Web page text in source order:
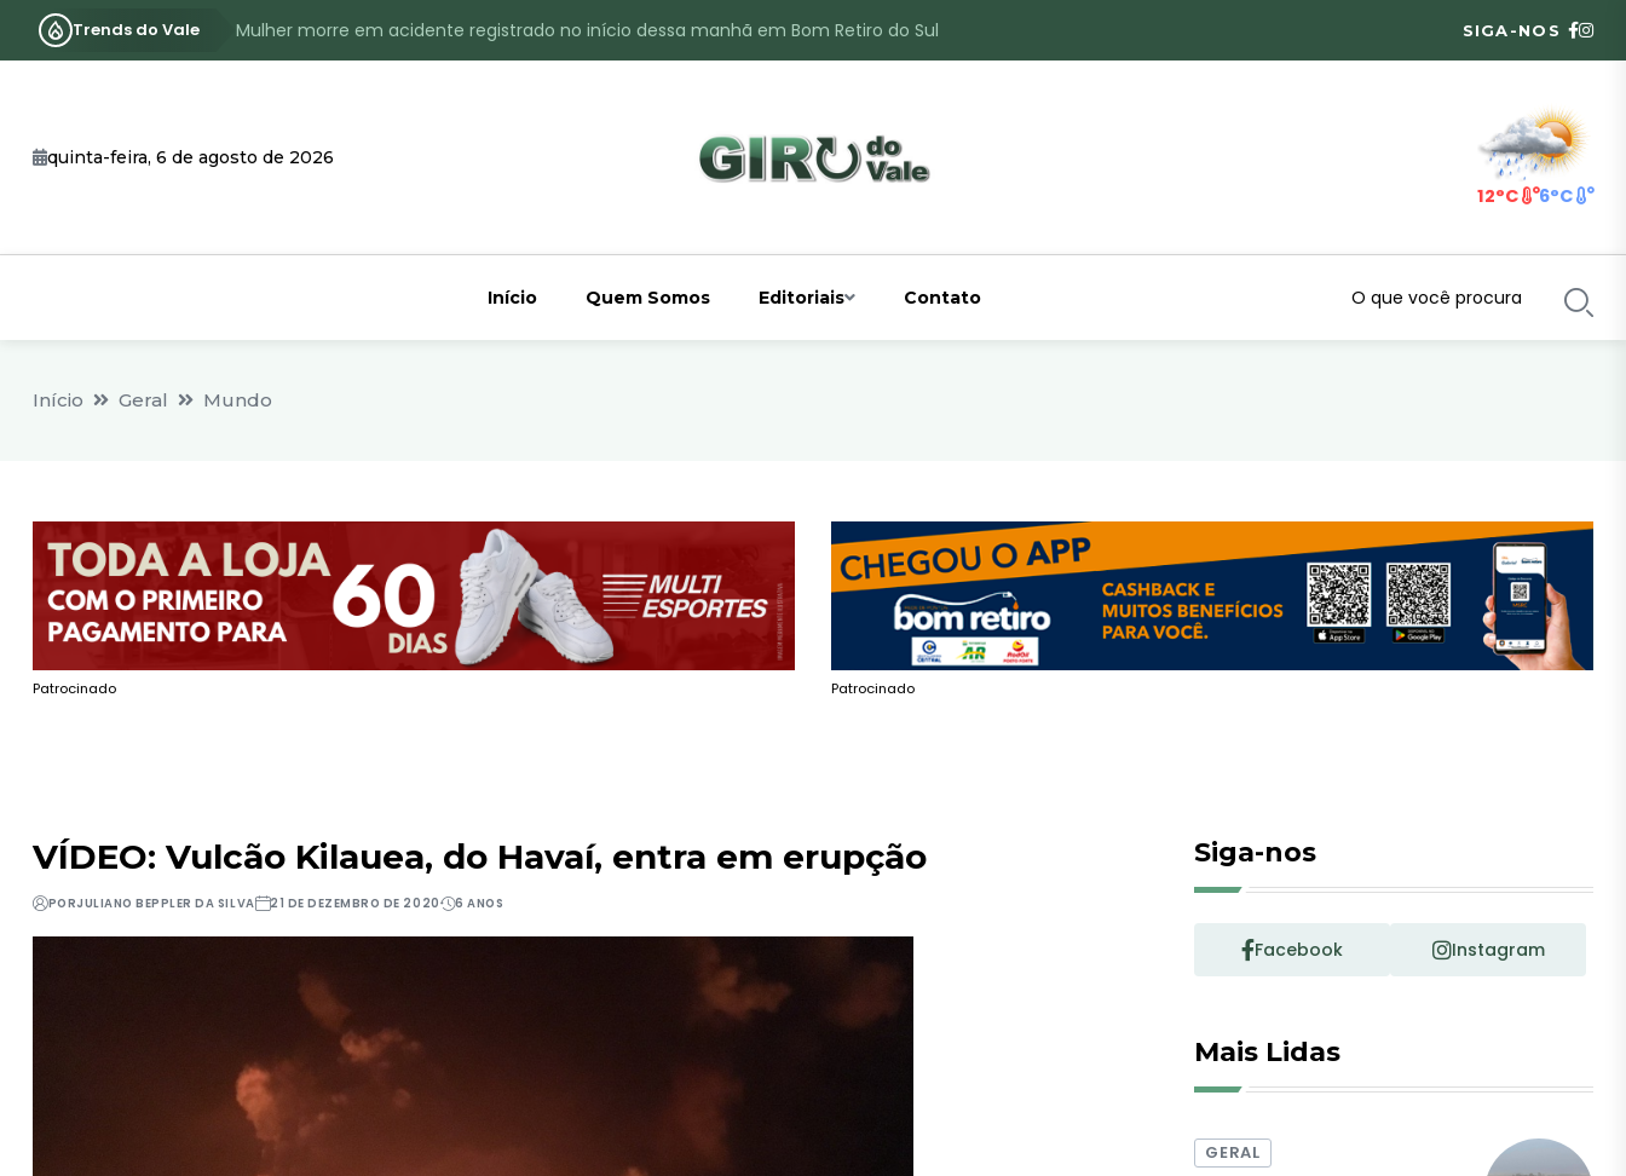
Trends do Vale
Mulher morre em acidente registrado no início dessa manhã em Bom Retiro do Sul
Identificado o jovem assassinado no interior de Bom Retiro do Sul
SIGA-NOS
quinta-feira, 6 de agosto de 2026
12°C 6°C
Início Quem Somos Editoriais Contato
Início Geral Mundo
Patrocinado Patrocinado
VÍDEO: Vulcão Kilauea, do Havaí, entra em erupção
PORJULIANO BEPPLER DA SILVA 21 DE DEZEMBRO DE 2020 6 ANOS
Siga-nos
Facebook Instagram
Mais Lidas
GERAL